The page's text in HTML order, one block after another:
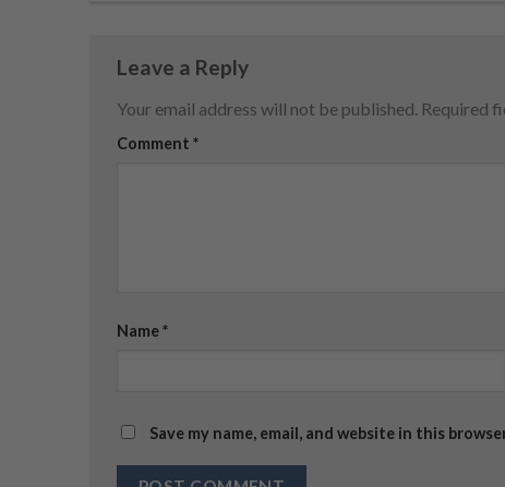
Leave a Reply
Your email address will not be published. Required
Comment*
Name*
Save my name, email, and website in this